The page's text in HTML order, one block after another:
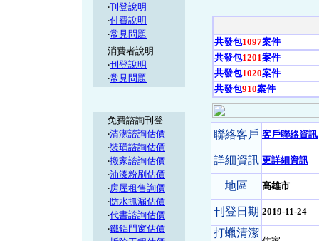
‧刊登說明
‧付費說明
‧常見問題
消費者說明
‧刊登說明
‧常見問題
免費諮詢刊登
‧清潔諮詢估價
‧裝璜諮詢估價
‧搬家諮詢估價
‧油漆粉刷估價
‧房屋租售詢價
‧防水抓漏估價
‧代書諮詢估價
‧鐵鋁門窗估價
共發包1097案件
共發包1201案件
共發包1020案件
共發包910案件
聯絡客戶 客戶聯絡資訊
詳細資訊 更詳細資訊
地區 高雄市
刊登日期 2019-11-24
打蠟清潔